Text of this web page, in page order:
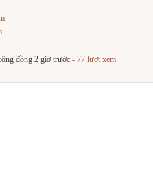
đồng 2 giờ trước - 77 lượt xem